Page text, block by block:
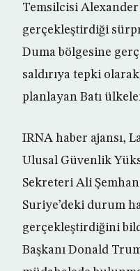
Temsilcisi
gerçekleştirdiği
Duma bölgesine
saldırıya tepki
planlayan Batı
IRNA haber ajansı,
Ulusal Güvenlik
Sekreteri Ali
Suriye’deki durum
gerçekleştirdiğini
Başkanı Donald